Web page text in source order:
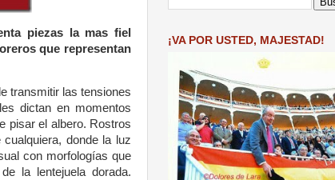
piezas la mas fiel
que representan
transmitir las tensiones
dictan en momentos
pisar el albero. Rostros
donde la luz
con morfologías que
la lentejuela dorada.
¡VA POR USTED, MAJESTAD!